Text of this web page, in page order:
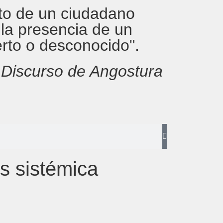
de un ciudadano
presencia de un
o desconocido".
Discurso de Angostura
sistémica